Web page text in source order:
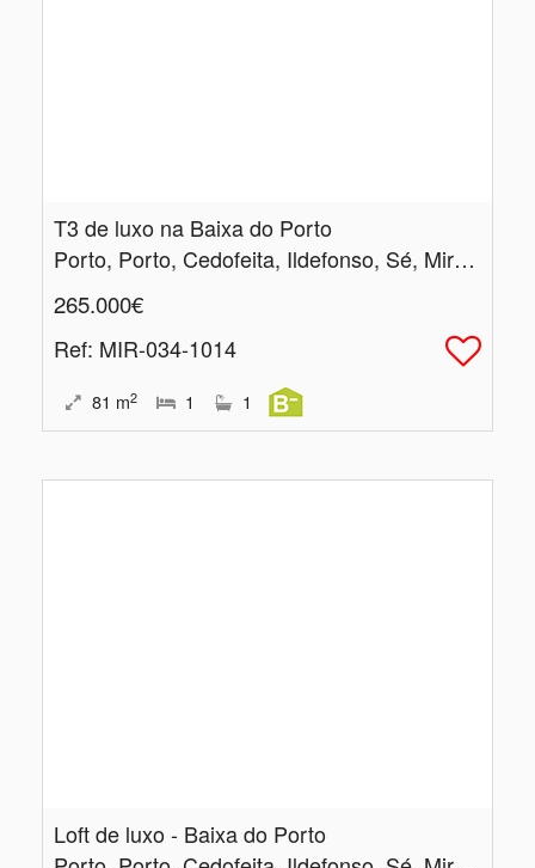
T3 de luxo na Baixa do Porto
Porto, Porto, Cedofeita, Ildefonso, Sé, Miragaia, Nicolau, Vitória
265.000€
Ref: MIR-034-1014
81 m2 1 1
Loft de luxo - Baixa do Porto